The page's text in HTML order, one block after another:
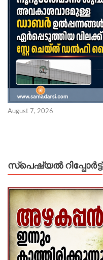
August 7, 2026
സ്പെഷ്യൽ റിപ്പോര്‍ട്ട്